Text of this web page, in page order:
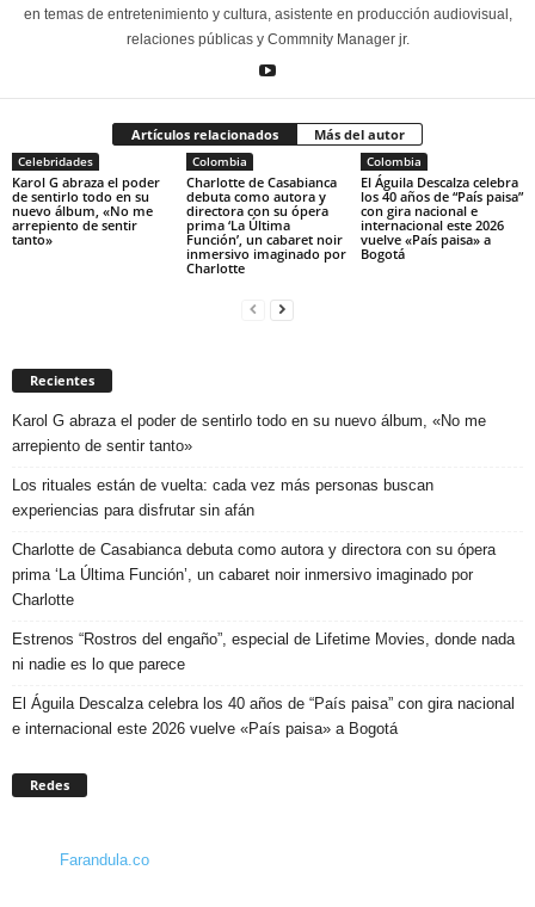
en temas de entretenimiento y cultura, asistente en producción audiovisual,
relaciones públicas y Commnity Manager jr.
Artículos relacionados Más del autor
Celebridades
Karol G abraza el poder
de sentirlo todo en su
nuevo álbum, «No me
arrepiento de sentir
tanto»
Colombia
Charlotte de Casabianca
debuta como autora y
directora con su ópera
prima ‘La Última
Función’, un cabaret noir
inmersivo imaginado por
Charlotte
Colombia
El Águila Descalza celebra
los 40 años de “País paisa”
con gira nacional e
internacional este 2026
vuelve «País paisa» a
Bogotá
Recientes
Karol G abraza el poder de sentirlo todo en su nuevo álbum, «No me
arrepiento de sentir tanto»
Los rituales están de vuelta: cada vez más personas buscan
experiencias para disfrutar sin afán
Charlotte de Casabianca debuta como autora y directora con su ópera
prima ‘La Última Función’, un cabaret noir inmersivo imaginado por
Charlotte
Estrenos “Rostros del engaño”, especial de Lifetime Movies, donde nada
ni nadie es lo que parece
El Águila Descalza celebra los 40 años de “País paisa” con gira nacional
e internacional este 2026 vuelve «País paisa» a Bogotá
Redes
Farandula.co